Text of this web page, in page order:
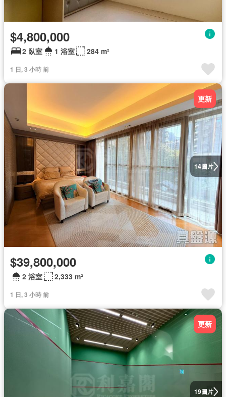
$4,800,000
2 臥室 1 浴室 284 m²
1 日, 3 小時 前
14圖片
更新
$39,800,000
2 浴室 2,333 m²
1 日, 3 小時 前
19圖片
更新